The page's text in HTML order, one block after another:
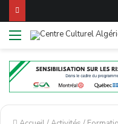
Menu